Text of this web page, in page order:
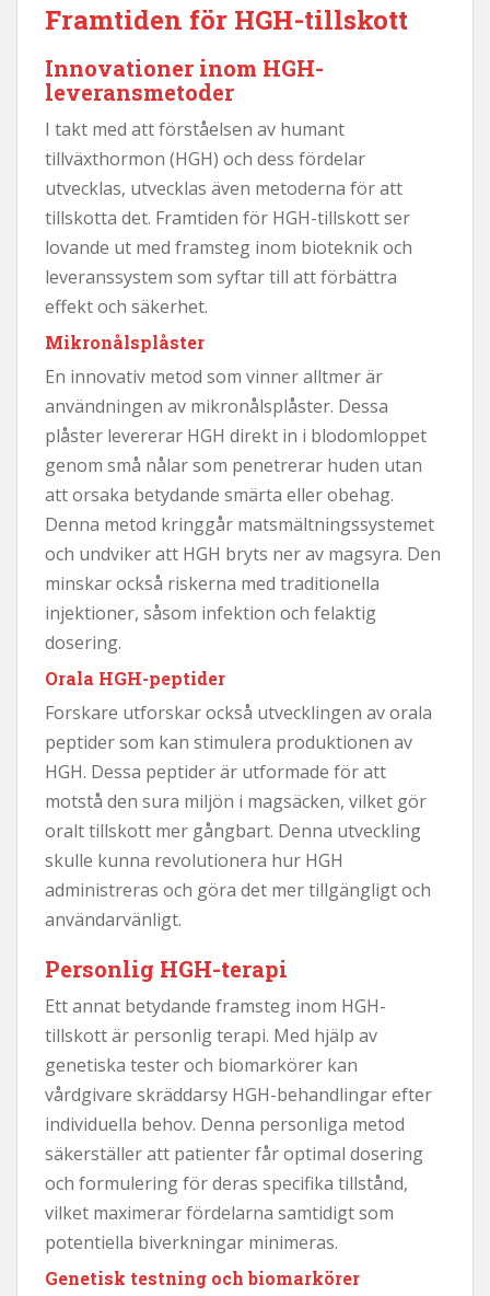
Framtiden för HGH-tillskott
Innovationer inom HGH-
leveransmetoder
I takt med att förståelsen av humant
tillväxthormon (HGH) och dess fördelar
utvecklas, utvecklas även metoderna för att
tillskotta det. Framtiden för HGH-tillskott ser
lovande ut med framsteg inom bioteknik och
leveranssystem som syftar till att förbättra
effekt och säkerhet.
Mikronålsplåster
En innovativ metod som vinner alltmer är
användningen av mikronålsplåster. Dessa
plåster levererar HGH direkt in i blodomloppet
genom små nålar som penetrerar huden utan
att orsaka betydande smärta eller obehag.
Denna metod kringgår matsmältningssystemet
och undviker att HGH bryts ner av magsyra. Den
minskar också riskerna med traditionella
injektioner, såsom infektion och felaktig
dosering.
Orala HGH-peptider
Forskare utforskar också utvecklingen av orala
peptider som kan stimulera produktionen av
HGH. Dessa peptider är utformade för att
motstå den sura miljön i magsäcken, vilket gör
oralt tillskott mer gångbart. Denna utveckling
skulle kunna revolutionera hur HGH
administreras och göra det mer tillgängligt och
användarvänligt.
Personlig HGH-terapi
Ett annat betydande framsteg inom HGH-
tillskott är personlig terapi. Med hjälp av
genetiska tester och biomarkörer kan
vårdgivare skräddarsy HGH-behandlingar efter
individuella behov. Denna personliga metod
säkerställer att patienter får optimal dosering
och formulering för deras specifika tillstånd,
vilket maximerar fördelarna samtidigt som
potentiella biverkningar minimeras.
Genetisk testning och biomarkörer